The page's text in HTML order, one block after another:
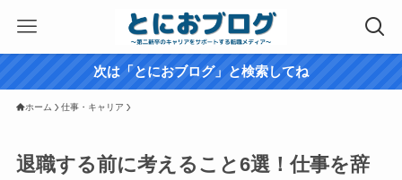
次は「とにおブログ」と検索してね
ホーム 仕事・キャリア
退職する前に考えること6選！仕事を辞